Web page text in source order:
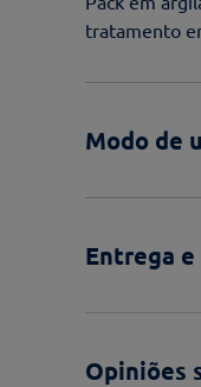
tratamento
Modo de
Entrega
Opiniões